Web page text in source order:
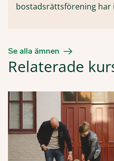
bostadsrättsförening har
Se alla ämnen
Relaterade